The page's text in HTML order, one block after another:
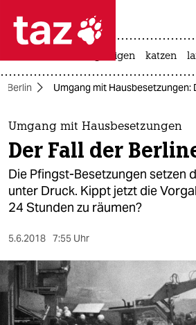
 taz zahl ich
taz zahl ich
themen
politik
öko
sport
berlin
bergsteigen katzen
Berlin Umgang mit Hausbesetzungen:
Umgang mit Hausbesetzungen
Der Fall der
Die Pfingst-Besetzungen setzen
unter Druck. Kippt jetzt die
24 Stunden zu räumen?
5.6.2018 7:55 Uhr